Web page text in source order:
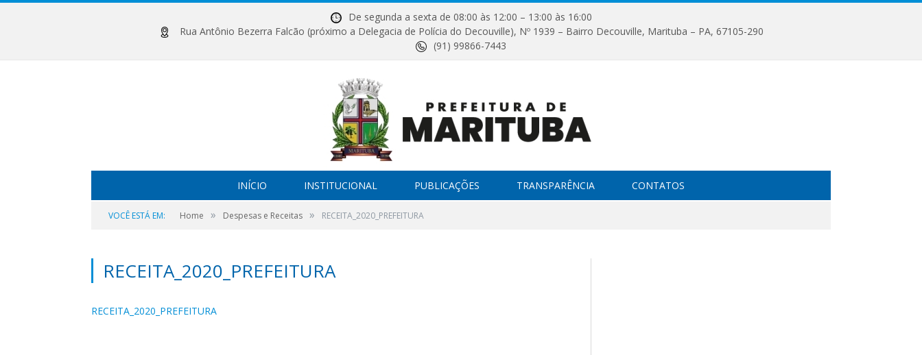
De segunda a sexta de 08:00 às 12:00 – 13:00 às 16:00
Rua Antônio Bezerra Falcão (próximo a Delegacia de Polícia do Decouville), Nº 1939 – Bairro Decouville, Marituba – PA, 67105-290
(91) 99866-7443
INÍCIO INSTITUCIONAL PUBLICAÇÕES TRANSPARÊNCIA CONTATOS
VOCÊ ESTÁ EM: Home » Despesas e Receitas » RECEITA_2020_PREFEITURA
RECEITA_2020_PREFEITURA
RECEITA_2020_PREFEITURA